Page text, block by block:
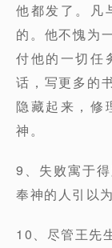
他都发了。凡
的。他不愧为
付他的一切任
话，写更多的
隐藏起来，修
神。
9、失败寓于
奉神的人引以为
10、尽管王先